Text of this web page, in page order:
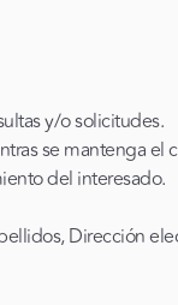
y/o solicitudes.
se mantenga el
del interesado.
Dirección